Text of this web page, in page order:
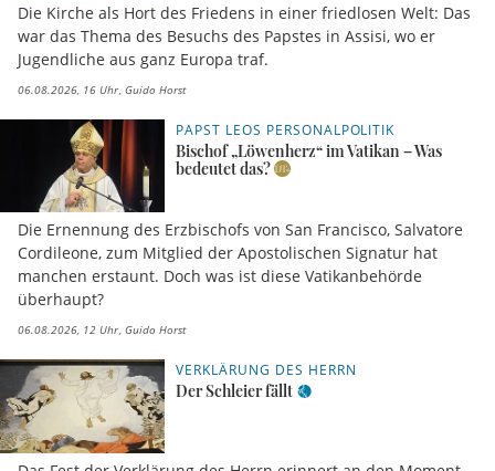
Die Kirche als Hort des Friedens in einer friedlosen Welt: Das
war das Thema des Besuchs des Papstes in Assisi, wo er
Jugendliche aus ganz Europa traf.
06.08.2026, 16 Uhr Guido Horst
PAPST LEOS PERSONALPOLITIK
Bischof „Löwenherz“ im Vatikan – Was
bedeutet das?
Die Ernennung des Erzbischofs von San Francisco, Salvatore
Cordileone, zum Mitglied der Apostolischen Signatur hat
manchen erstaunt. Doch was ist diese Vatikanbehörde
überhaupt?
06.08.2026, 12 Uhr Guido Horst
VERKLÄRUNG DES HERRN
Der Schleier fällt